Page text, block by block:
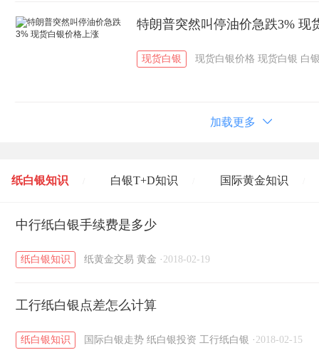
特朗普突然叫停油价急跌3% 现
现货白银 现货白银价格 现货白银 白
加载更多
纸白银知识 白银T+D知识 国际黄金知识
黄金T+D知识 / 粤贵银知识
中行纸白银手续费是多少
纸白银知识 纸黄金交易 黄金 · 2018-02-19
工行纸白银点差怎么计算
纸白银知识 国际白银走势 纸白银投资 工行纸白银 · 2018-02-15